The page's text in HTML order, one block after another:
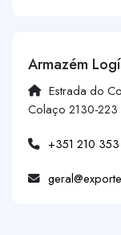
Armazém
Estrada do
Colaço 2130-223
+351 210